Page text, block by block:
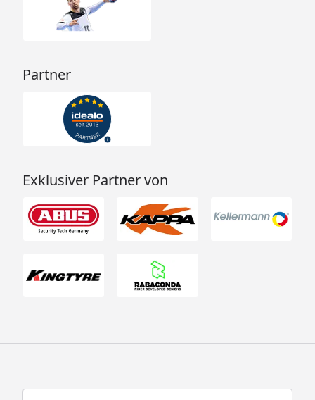
Partner
Exklusiver Partner von